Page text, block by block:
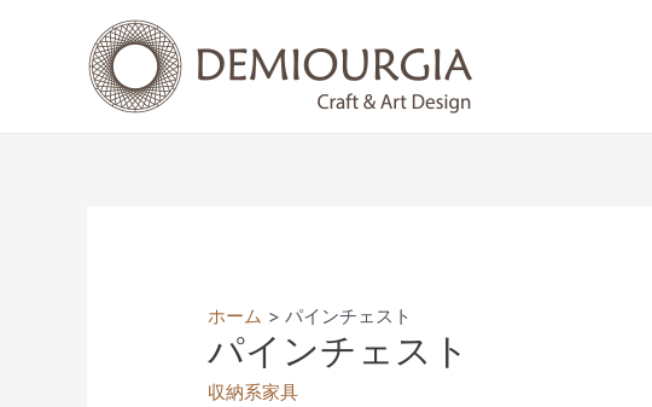
ホーム パインチェスト
パインチェスト
収納系家具